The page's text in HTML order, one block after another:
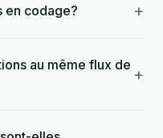
en codage? +
au même flux de +